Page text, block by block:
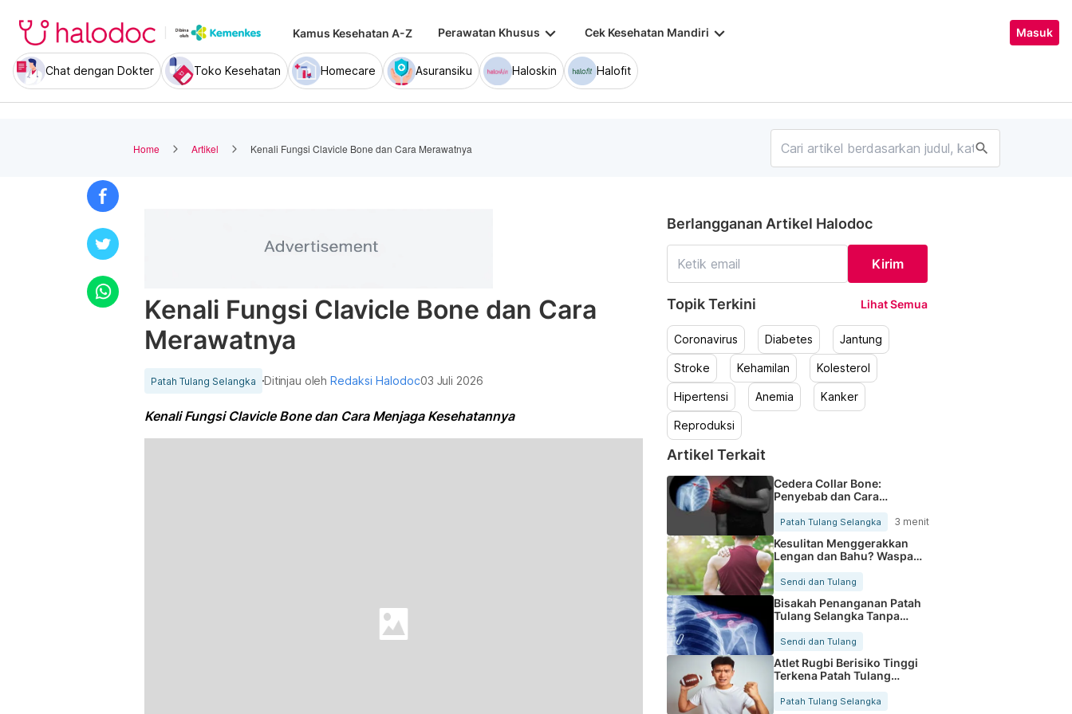
Kamus Kesehatan A-Z Perawatan Khusus keyboard_arrow_down Cek Kesehatan Mandiri keyboard_arrow_down Masuk
Chat dengan Dokter Toko Kesehatan Homecare Asuransiku Haloskin Halofit
Home Artikel Kenali Fungsi Clavicle Bone dan Cara Merawatnya search
Kenali Fungsi Clavicle Bone dan Cara
Merawatnya
Patah Tulang Selangka Ditinjau olehRedaksi Halodoc03 Juli 2026
Kenali Fungsi Clavicle Bone dan Cara Menjaga Kesehatannya
Berlangganan Artikel Halodoc
Kirim
Topik Terkini Lihat Semua
Coronavirus Diabetes Jantung
Stroke Kehamilan Kolesterol
Hipertensi Anemia Kanker
Reproduksi
Artikel Terkait
Cedera Collar Bone:
Penyebab dan Cara
Patah Tulang Selangka 3 menit
Kesulitan Menggerakkan
Lengan dan Bahu? Waspada
Sendi dan Tulang
Bisakah Penanganan Patah
Tulang Selangka Tanpa
Sendi dan Tulang
Atlet Rugbi Berisiko Tinggi
Terkena Patah Tulang
Patah Tulang Selangka